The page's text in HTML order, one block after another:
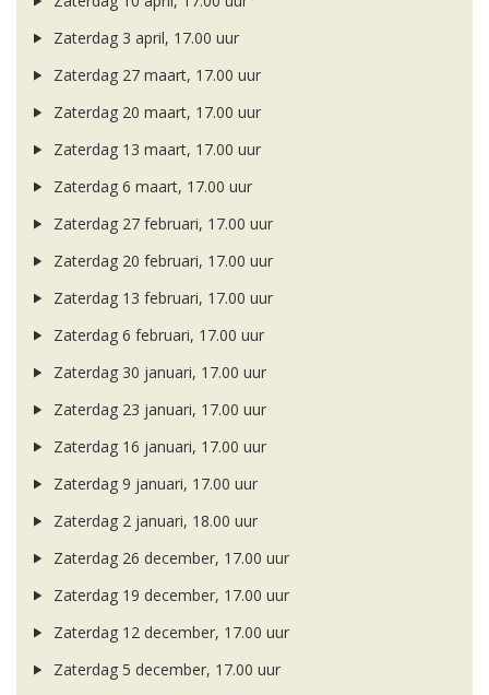
Zaterdag 3 april, 17.00 uur
Zaterdag 27 maart, 17.00 uur
Zaterdag 20 maart, 17.00 uur
Zaterdag 13 maart, 17.00 uur
Zaterdag 6 maart, 17.00 uur
Zaterdag 27 februari, 17.00 uur
Zaterdag 20 februari, 17.00 uur
Zaterdag 13 februari, 17.00 uur
Zaterdag 6 februari, 17.00 uur
Zaterdag 30 januari, 17.00 uur
Zaterdag 23 januari, 17.00 uur
Zaterdag 16 januari, 17.00 uur
Zaterdag 9 januari, 17.00 uur
Zaterdag 2 januari, 18.00 uur
Zaterdag 26 december, 17.00 uur
Zaterdag 19 december, 17.00 uur
Zaterdag 12 december, 17.00 uur
Zaterdag 5 december, 17.00 uur